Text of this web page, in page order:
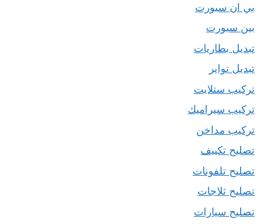
بي ان سبورت
بين سبورت
تبديل بطاريات
تبديل تواير
تركيب ستلايت
تركيب سيراميك
تركيب مداخن
تصليح تكييف
تصليح تلفونات
تصليح ثلاجات
تصليح سيارات